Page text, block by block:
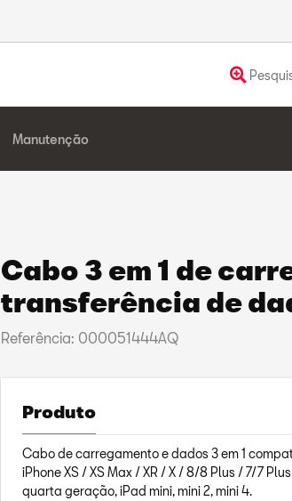
Manutenção
Cabo 3 em 1 de
transferência de
Referência: 000051444AQ
Produto
Cabo de carregamento e dados 3 em 1
iPhone XS / XS Max / XR / X / 8/8 Plus / 7/7
quarta geração, iPad mini, mini 2, mini 4.